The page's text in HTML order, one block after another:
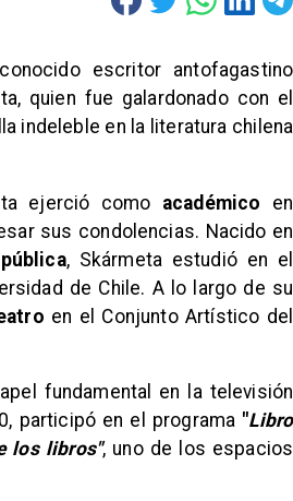
escritor antofagastino
quien fue galardonado con el
indeleble en la literatura chilena
ejerció como académico en
sus condolencias. Nacido en
, Skármeta estudió en el
de Chile. A lo largo de su
en el Conjunto Artístico del
fundamental en la televisión
participó en el programa "Libro
los libros", uno de los espacios